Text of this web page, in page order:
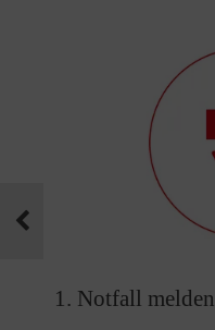
1. Notfall melden